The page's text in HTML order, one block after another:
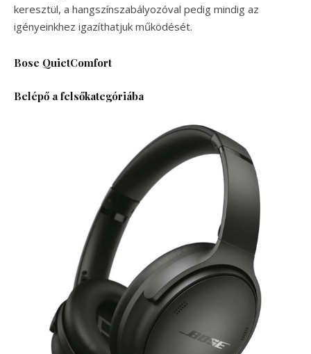
keresztül, a hangszínszabályozóval pedig mindig az
igényeinkhez igazíthatjuk működését.
Bose QuietComfort
Belépő a felsőkategóriába